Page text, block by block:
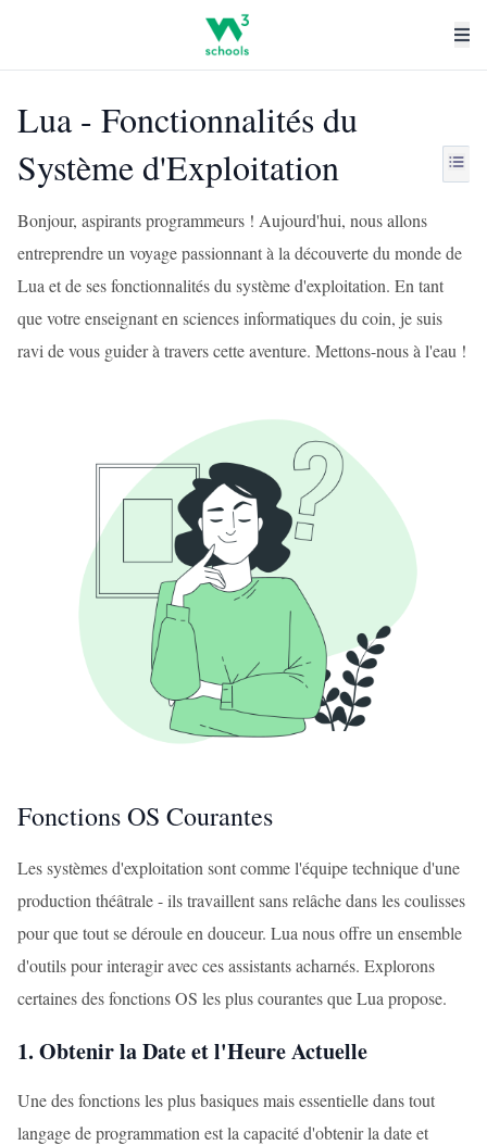
Lua - Fonctionnalités du
Système d'Exploitation
Bonjour, aspirants programmeurs ! Aujourd'hui, nous allons
entreprendre un voyage passionnant à la découverte du monde de
Lua et de ses fonctionnalités du système d'exploitation. En tant
que votre enseignant en sciences informatiques du coin, je suis
ravi de vous guider à travers cette aventure. Mettons-nous à l'eau !
Fonctions OS Courantes
Les systèmes d'exploitation sont comme l'équipe technique d'une
production théâtrale - ils travaillent sans relâche dans les coulisses
pour que tout se déroule en douceur. Lua nous offre un ensemble
d'outils pour interagir avec ces assistants acharnés. Explorons
certaines des fonctions OS les plus courantes que Lua propose.
1. Obtenir la Date et l'Heure Actuelle
Une des fonctions les plus basiques mais essentielle dans tout
langage de programmation est la capacité d'obtenir la date et